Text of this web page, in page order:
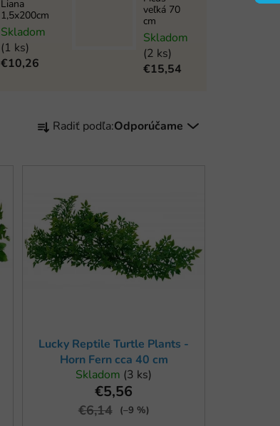
Liana
1,5x200cm
Skladom
(1 ks)
€10,26
veľká 70
cm
Skladom
(2 ks)
€15,54
a
e
p
r
k
Radiť podľa:Odporúčame
Lucky Reptile Turtle Plants -
Horn Fern cca 40 cm
Skladom (3 ks)
€5,56
€6,14 (–9 %)